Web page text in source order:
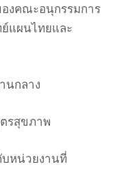
งคณะอนุกรรมการ
แผนไทยและ
นกลาง
รสุขภาพ
บหน่วยงานที่